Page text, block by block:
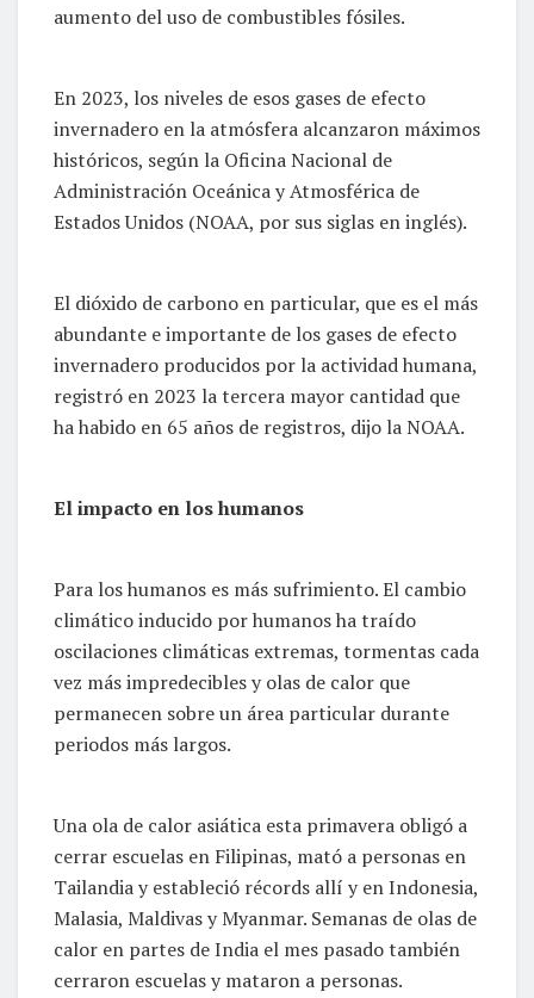
aumento del uso de combustibles fósiles.
En 2023, los niveles de esos gases de efecto
invernadero en la atmósfera alcanzaron máximos
históricos, según la Oficina Nacional de
Administración Oceánica y Atmosférica de
Estados Unidos (NOAA, por sus siglas en inglés).
El dióxido de carbono en particular, que es el más
abundante e importante de los gases de efecto
invernadero producidos por la actividad humana,
registró en 2023 la tercera mayor cantidad que
ha habido en 65 años de registros, dijo la NOAA.
El impacto en los humanos
Para los humanos es más sufrimiento. El cambio
climático inducido por humanos ha traído
oscilaciones climáticas extremas, tormentas cada
vez más impredecibles y olas de calor que
permanecen sobre un área particular durante
periodos más largos.
Una ola de calor asiática esta primavera obligó a
cerrar escuelas en Filipinas, mató a personas en
Tailandia y estableció récords allí y en Indonesia,
Malasia, Maldivas y Myanmar. Semanas de olas de
calor en partes de India el mes pasado también
cerraron escuelas y mataron a personas.